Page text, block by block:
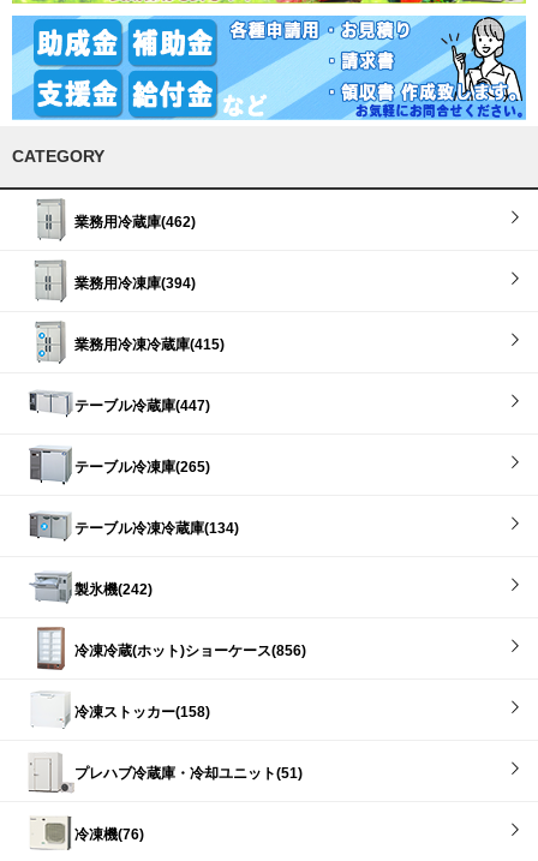
CATEGORY
業務用冷蔵庫(462)
業務用冷凍庫(394)
業務用冷凍冷蔵庫(415)
テーブル冷蔵庫(447)
テーブル冷凍庫(265)
テーブル冷凍冷蔵庫(134)
製氷機(242)
冷凍冷蔵(ホット)ショーケース(856)
冷凍ストッカー(158)
プレハブ冷蔵庫・冷却ユニット(51)
冷凍機(76)